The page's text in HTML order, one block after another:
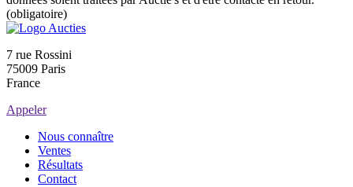
(obligatoire)
7 rue Rossini
75009 Paris
France
Appeler
Nous connaître
Ventes
Résultats
Contact